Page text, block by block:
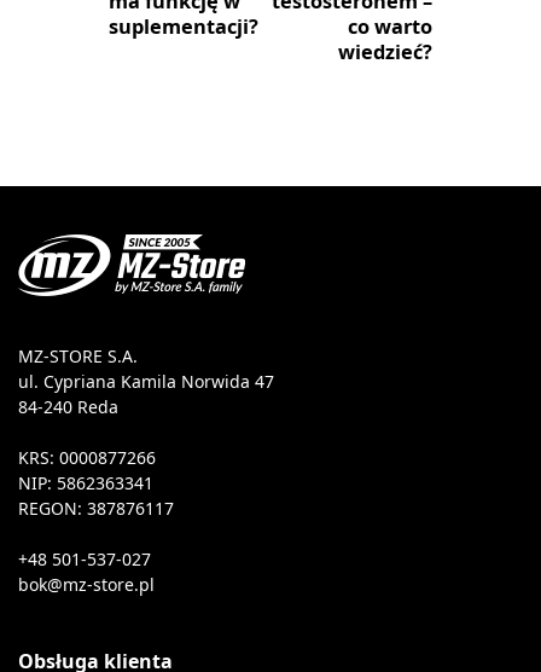
suplementacji?
co warto
wiedzieć?
MZ-STORE S.A.
ul. Cypriana Kamila Norwida 47
84-240 Reda
KRS: 0000877266
NIP: 5862363341
REGON: 387876117
+48 501-537-027
Obsługa klienta